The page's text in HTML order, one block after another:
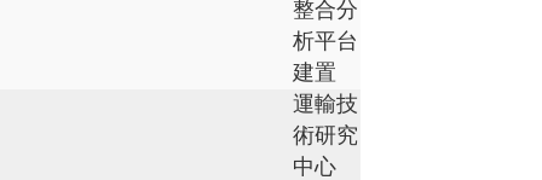
整合分
析平台
建置
運輸技
術研究
中心